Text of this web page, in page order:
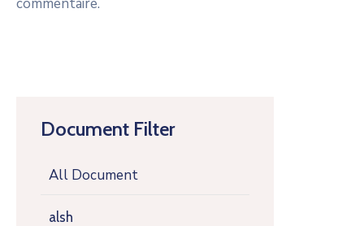
Document Filter
All Document
alsh